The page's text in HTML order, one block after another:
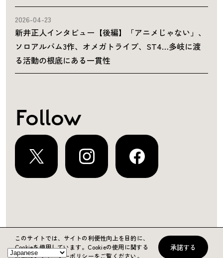
2026-04-23
新井正人インタビュー【後編】「アニメじゃない」、
ソロアルバム3作、オメガトライブ、ST4…多岐に渡
る活動の根底にある一貫性
Follow
運営会社 プライバシーポリシー お問い合わせ
Copyright ©2024 KING RECORDS
このサイトでは、サイトの利便性向上を目的に、
Cookieを使用しています。Cookieの使用に関する
詳細はプライバシーポリシーをご覧ください。
承諾する